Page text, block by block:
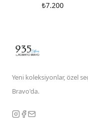
₺7.200
Yeni koleksiyonlar, özel
Bravo'da.